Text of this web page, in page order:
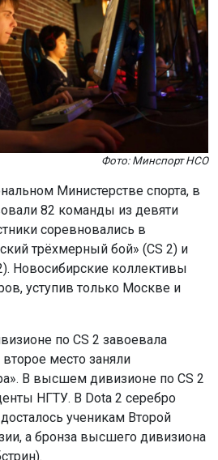
Фото: Минспорт НСО
Министерстве спорта, в
82 команды из девяти
соревновались в
трёхмерный бой» (CS 2) и
Новосибирские коллективы
уступив только Москве и
по CS 2 завоевала
место заняли
В высшем дивизионе по CS 2
НГТУ. В Dota 2 серебро
ученикам Второй
а бронза высшего дивизиона